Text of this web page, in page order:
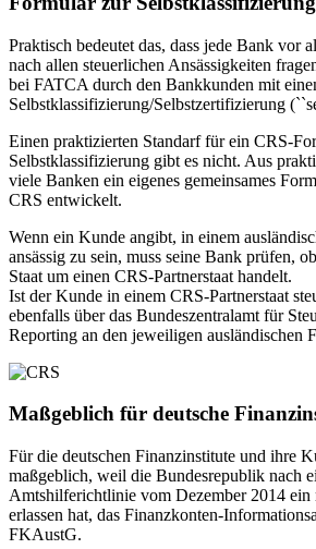
Praktisch bedeutet das, dass jede Bank vor
nach allen steuerlichen Ansässigkeiten
bei FATCA durch den Bankkunden mit
Selbstklassifizierung/Selbstzertifizierung
Einen praktizierten Standarf für ein CRS-
Selbstklassifizierung gibt es nicht. Aus
viele Banken ein eigenes gemeinsames
CRS entwickelt.
Wenn ein Kunde angibt, in einem
ansässig zu sein, muss seine Bank prüfen,
Staat um einen CRS-Partnerstaat handelt.
Ist der Kunde in einem CRS-Partnerstaat
ebenfalls über das Bundeszentralamt für
Reporting an den jeweiligen ausländischen
Maßgeblich für deutsche
Für die deutschen Finanzinstitute und ihre
maßgeblich, weil die Bundesrepublik nach
Amtshilferichtlinie vom Dezember 2014 ein
erlassen hat, das Finanzkonten-
FKAustG.